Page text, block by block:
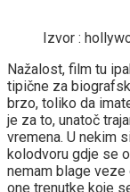
Izvor :
Nažalost, film tu
tipične za
brzo, toliko da
je za to, unatoč
vremena. U nekim
kolodvoru gdje se
nemam blage
one trenutke koje